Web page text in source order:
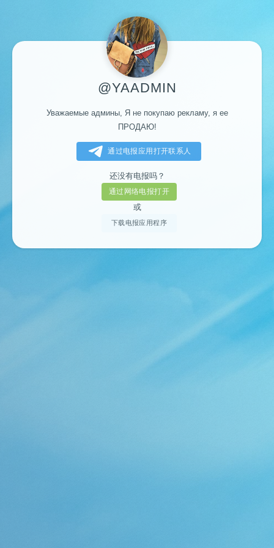
@YAADMIN
Уважаемые админы, Я не покупаю рекламу, я ее
ПРОДАЮ!
通过电报应用打开联系人
还没有电报吗？
通过网络电报打开
或
下载电报应用程序